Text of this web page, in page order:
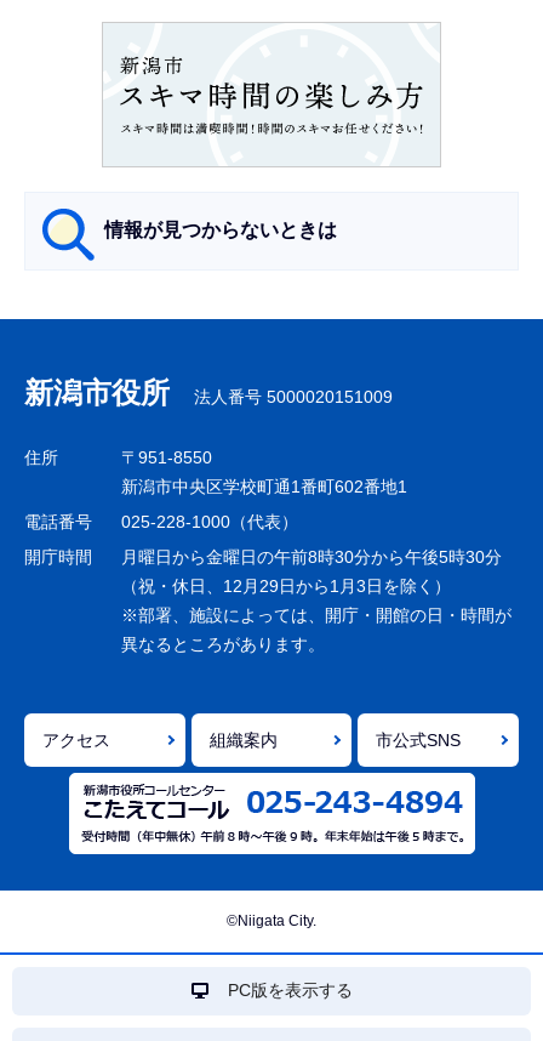
情報が見つからないときは
ナ
ビ
ゲ
シ
ョ
で
新潟市役所 法人番号 5000020151009
住所
〒951-8550
新潟市中央区学校町通1番町602番地1
電話番号
025-228-1000（代表）
開庁時間
月曜日から金曜日の午前8時30分から午後5時30分
（祝・休日、12月29日から1月3日を除く）
※部署、施設によっては、開庁・開館の日・時間が
異なるところがあります。
アクセス 組織案内 市公式SNS
©Niigata City.
PC版を表示する